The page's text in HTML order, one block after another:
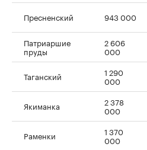
Пресненский 943 000
Патриаршие
пруды
2 606
000
Таганский 1 290
000
Якиманка 2 378
000
Раменки 1 370
000